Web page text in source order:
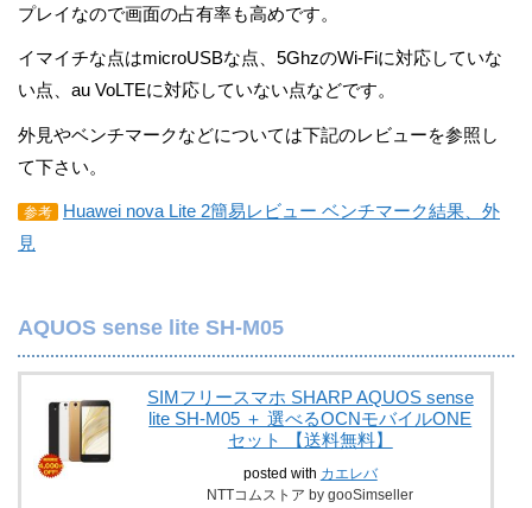
プレイなので画面の占有率も高めです。
イマイチな点はmicroUSBな点、5GhzのWi-Fiに対応していな
い点、au VoLTEに対応していない点などです。
外見やベンチマークなどについては下記のレビューを参照し
て下さい。
参考
Huawei nova Lite 2簡易レビュー ベンチマーク結果、外
見
AQUOS sense lite SH-M05
SIMフリースマホ SHARP AQUOS sense
lite SH-M05 ＋ 選べるOCNモバイルONE
セット 【送料無料】
posted with カエレバ
NTTコムストア by gooSimseller